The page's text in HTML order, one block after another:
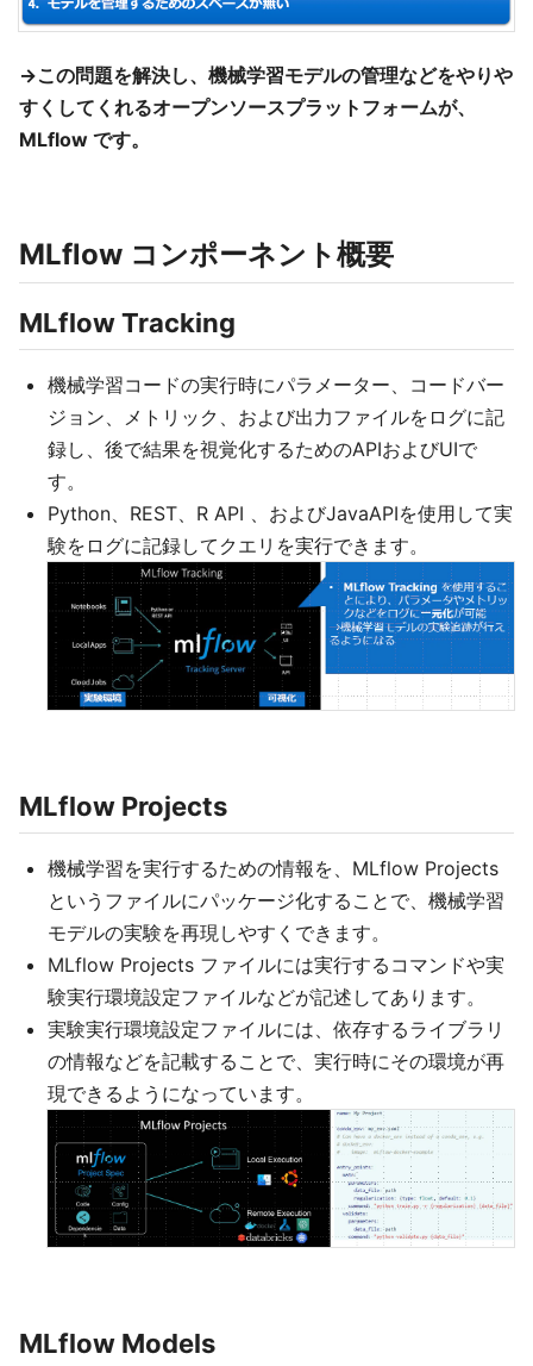
→この問題を解決し、機械学習モデルの管理などをやりや
すくしてくれるオープンソースプラットフォームが、
MLflow です。
MLflow コンポーネント概要
MLflow Tracking
機械学習コードの実行時にパラメーター、コードバー
ジョン、メトリック、および出力ファイルをログに記
録し、後で結果を視覚化するためのAPIおよびUIで
す。
Python、REST、R API 、およびJavaAPIを使用して実
験をログに記録してクエリを実行できます。
MLflow Projects
機械学習を実行するための情報を、MLflow Projects
というファイルにパッケージ化することで、機械学習
モデルの実験を再現しやすくできます。
MLflow Projects ファイルには実行するコマンドや実
験実行環境設定ファイルなどが記述してあります。
実験実行環境設定ファイルには、依存するライブラリ
の情報などを記載することで、実行時にその環境が再
現できるようになっています。
MLflow Models